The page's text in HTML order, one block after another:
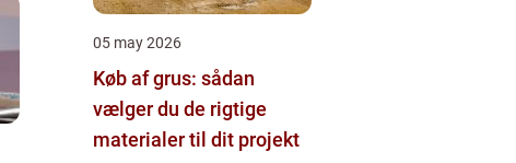
05 may 2026
Køb af grus: sådan
vælger du de rigtige
materialer til dit projekt